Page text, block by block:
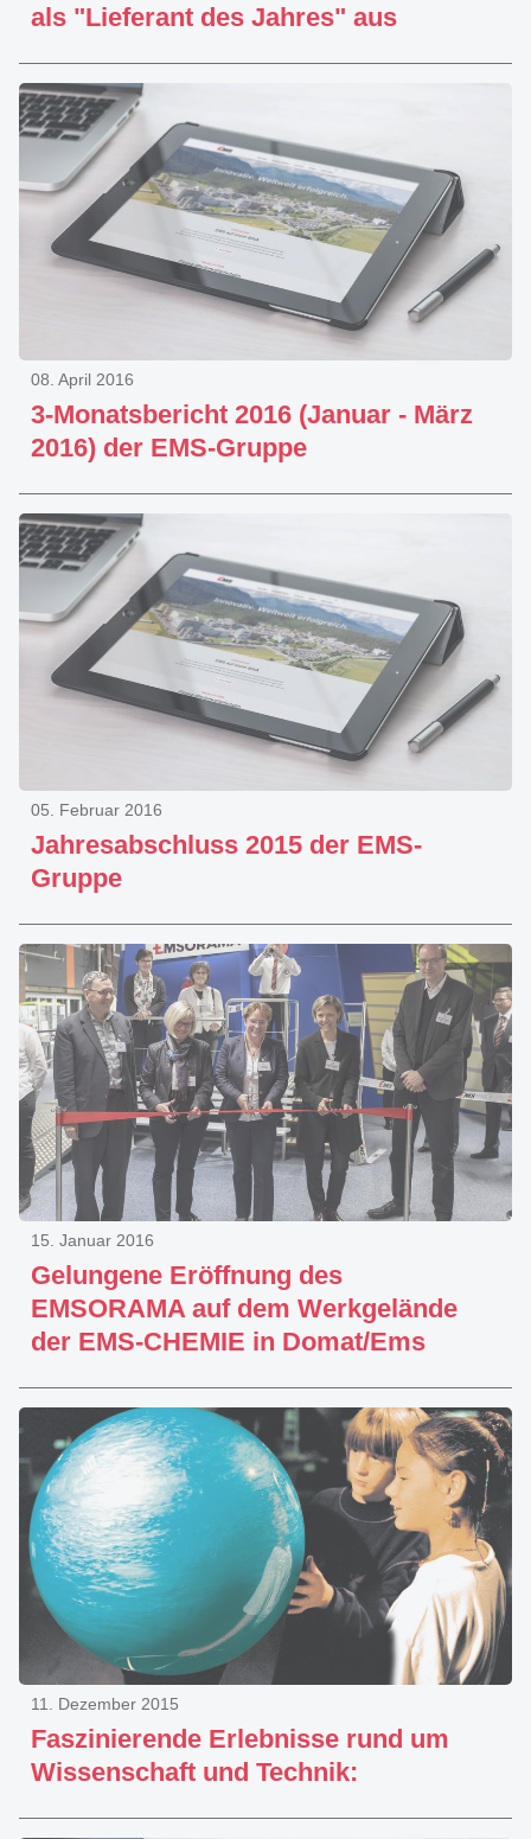
als "Lieferant des Jahres" aus
3-Monatsbericht 2016 (Januar - März
2016) der EMS-Gruppe
08. April 2016
Jahresabschluss 2015 der EMS-
Gruppe
05. Februar 2016
Gelungene Eröffnung des
EMSORAMA auf dem Werkgelände
der EMS-CHEMIE in Domat/Ems
15. Januar 2016
Faszinierende Erlebnisse rund um
Wissenschaft und Technik:
11. Dezember 2015